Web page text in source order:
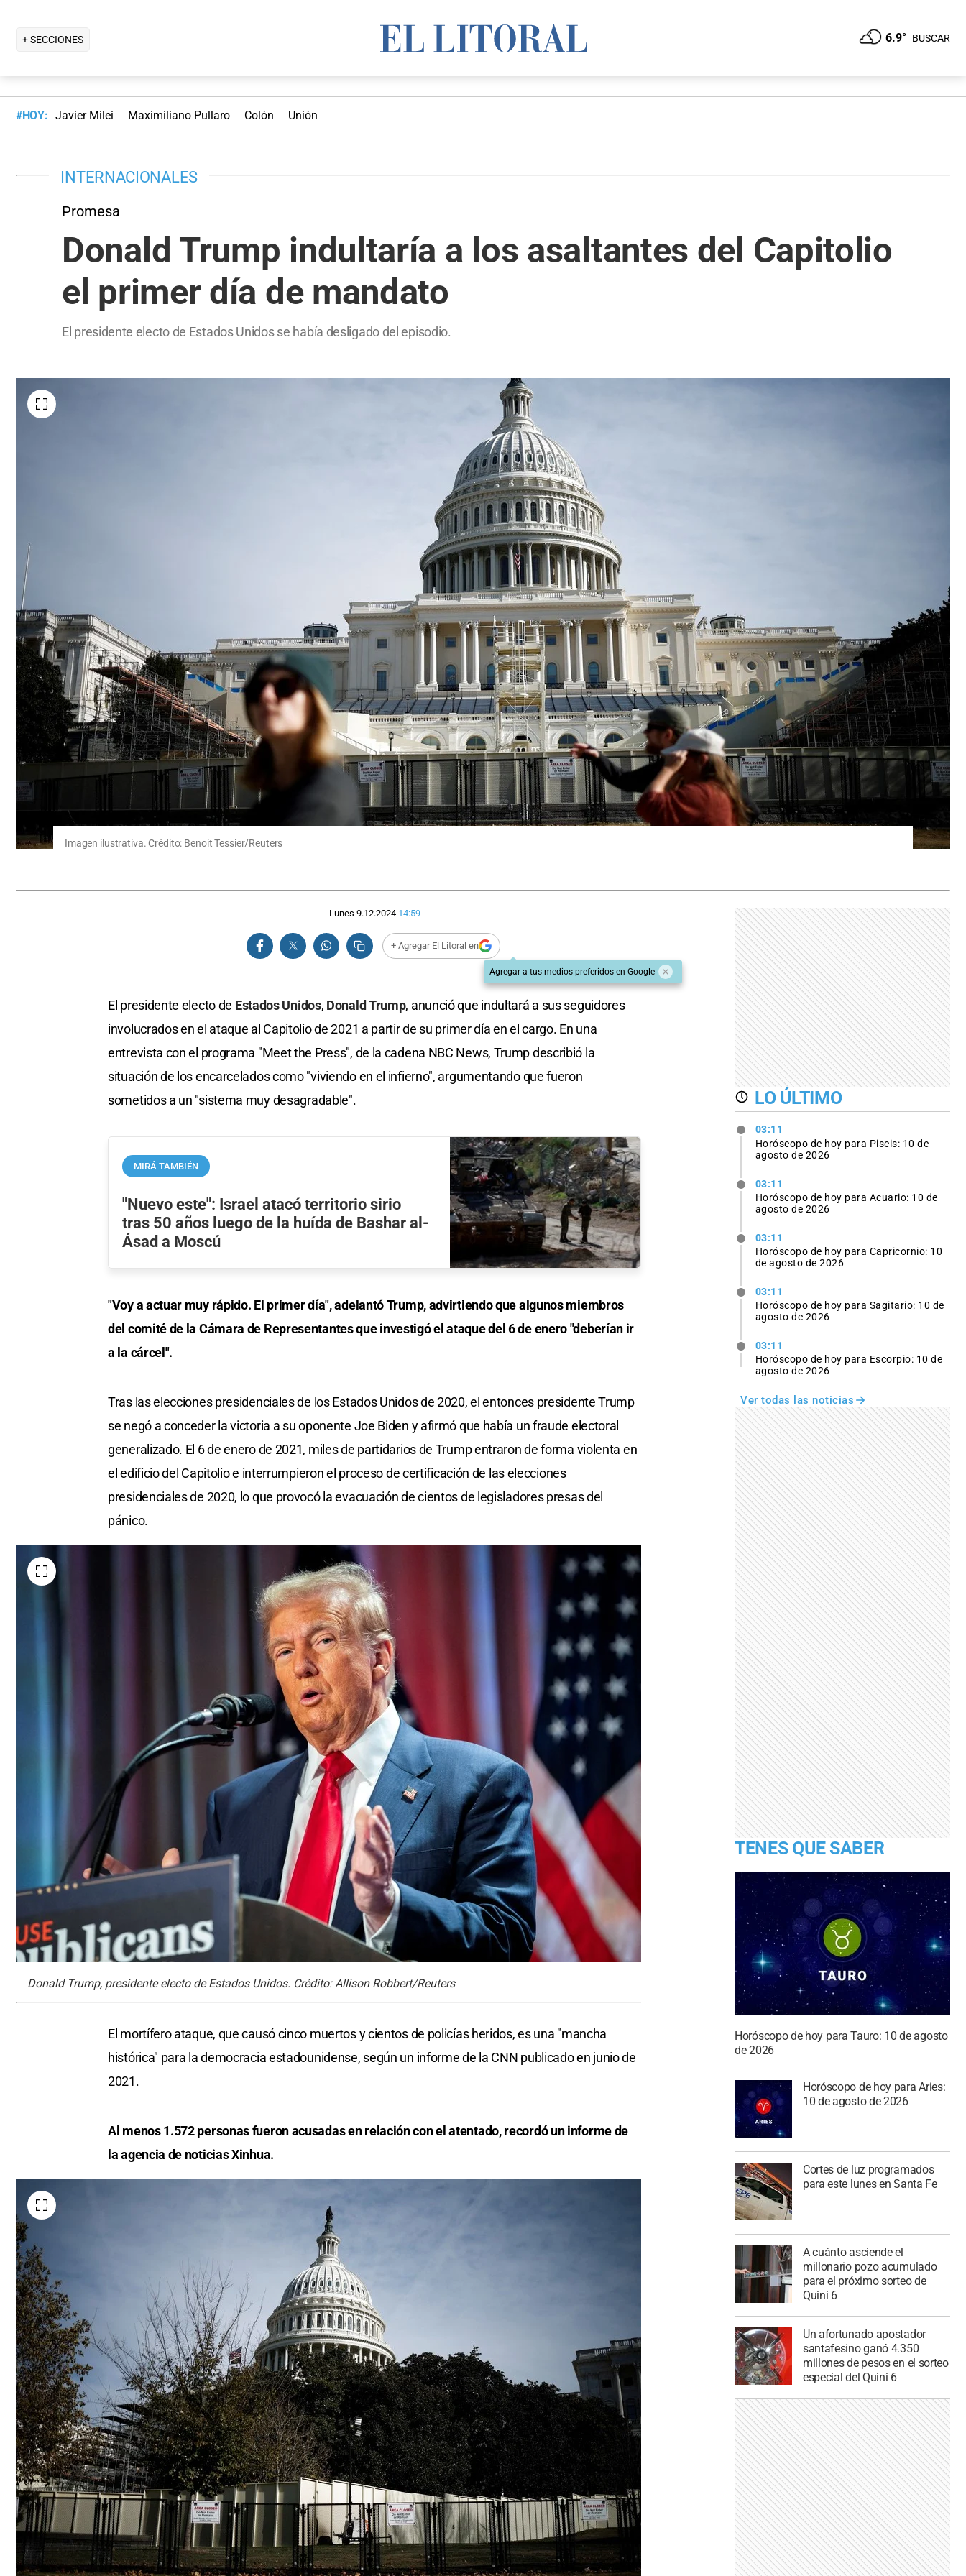
+ SECCIONES 6.9° BUSCAR
#HOY: Javier Milei Maximiliano Pullaro Colón Unión
INTERNACIONALES
Promesa
Donald Trump indultaría a los asaltantes del Capitolio
el primer día de mandato
El presidente electo de Estados Unidos se había desligado del episodio.
Imagen ilustrativa. Crédito: Benoit Tessier/Reuters
Lunes 9.12.2024 14:59
+ Agregar El Litoral en
Agregar a tus medios preferidos en Google
El presidente electo de Estados Unidos, Donald Trump, anunció que indultará a sus seguidores
involucrados en el ataque al Capitolio de 2021 a partir de su primer día en el cargo. En una
entrevista con el programa "Meet the Press", de la cadena NBC News, Trump describió la
situación de los encarcelados como "viviendo en el infierno", argumentando que fueron
sometidos a un "sistema muy desagradable".
MIRÁ TAMBIÉN
"Nuevo este": Israel atacó territorio sirio
tras 50 años luego de la huída de Bashar al-
Ásad a Moscú
"Voy a actuar muy rápido. El primer día", adelantó Trump, advirtiendo que algunos miembros
del comité de la Cámara de Representantes que investigó el ataque del 6 de enero "deberían ir
a la cárcel".
Tras las elecciones presidenciales de los Estados Unidos de 2020, el entonces presidente Trump
se negó a conceder la victoria a su oponente Joe Biden y afirmó que había un fraude electoral
generalizado. El 6 de enero de 2021, miles de partidarios de Trump entraron de forma violenta en
el edificio del Capitolio e interrumpieron el proceso de certificación de las elecciones
presidenciales de 2020, lo que provocó la evacuación de cientos de legisladores presas del
pánico.
Donald Trump, presidente electo de Estados Unidos. Crédito: Allison Robbert/Reuters
El mortífero ataque, que causó cinco muertos y cientos de policías heridos, es una "mancha
histórica" para la democracia estadounidense, según un informe de la CNN publicado en junio de
2021.
Al menos 1.572 personas fueron acusadas en relación con el atentado, recordó un informe de
la agencia de noticias Xinhua.
LO ÚLTIMO
03:11
Horóscopo de hoy para Piscis: 10 de
agosto de 2026
03:11
Horóscopo de hoy para Acuario: 10 de
agosto de 2026
03:11
Horóscopo de hoy para Capricornio: 10
de agosto de 2026
03:11
Horóscopo de hoy para Sagitario: 10 de
agosto de 2026
03:11
Horóscopo de hoy para Escorpio: 10 de
agosto de 2026
Ver todas las noticias
TENES QUE SABER
Horóscopo de hoy para Tauro: 10 de agosto
de 2026
Horóscopo de hoy para Aries:
10 de agosto de 2026
Cortes de luz programados
para este lunes en Santa Fe
A cuánto asciende el
millonario pozo acumulado
para el próximo sorteo de
Quini 6
Un afortunado apostador
santafesino ganó 4.350
millones de pesos en el sorteo
especial del Quini 6